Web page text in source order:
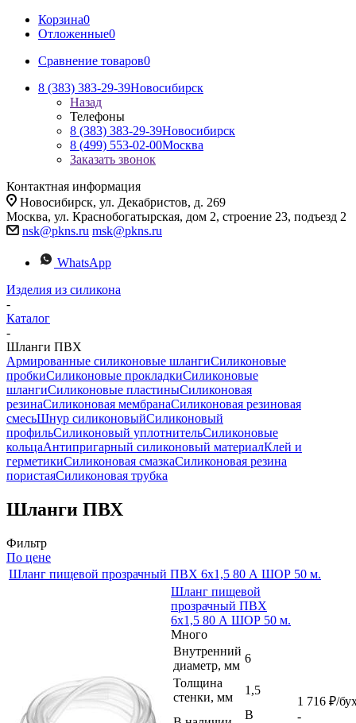
Корзина0
Отложенные0
Сравнение товаров0
8 (383) 383-29-39Новосибирск
Назад
Телефоны
8 (383) 383-29-39Новосибирск
8 (499) 553-02-00Москва
Заказать звонок
Контактная информация
Новосибирск, ул. Декабристов, д. 269
Москва, ул. Краснобогатырская, дом 2, строение 23, подъезд 2
nsk@pkns.ru msk@pkns.ru
WhatsApp
Изделия из силикона
-
Каталог
-
Шланги ПВХ
Армированные силиконовые шлангиСиликоновые
пробкиСиликоновые прокладкиСиликоновые
шлангиСиликоновые пластиныСиликоновая
резинаСиликоновая мембранаСиликоновая резиновая
смесьШнур силиконовыйСиликоновый
профильСиликоновый уплотнительСиликоновые
кольцаАнтипригарный силиконовый материалКлей и
герметикиСиликоновая смазкаСиликоновая резина
пористаяСиликоновая трубка
Шланги ПВХ
Фильтр
По цене
Шланг пищевой прозрачный ПВХ 6х1,5 80 А ШОР 50 м.
Шланг пищевой
прозрачный ПВХ
6х1,5 80 А ШОР 50 м.
Много
Внутренний
диаметр, мм
6
Толщина
стенки, мм
1,5
В
1 716 ₽/
-